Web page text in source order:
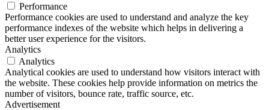
Performance
Performance cookies are used to understand and analyze the key
performance indexes of the website which helps in delivering a
better user experience for the visitors.
Analytics
Analytics
Analytical cookies are used to understand how visitors interact with
the website. These cookies help provide information on metrics the
number of visitors, bounce rate, traffic source, etc.
Advertisement